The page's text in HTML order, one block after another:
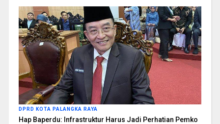
DPRD KOTA PALANGKA RAYA
Hap Baperdu: Infrastruktur Harus Jadi Perhatian Pemko